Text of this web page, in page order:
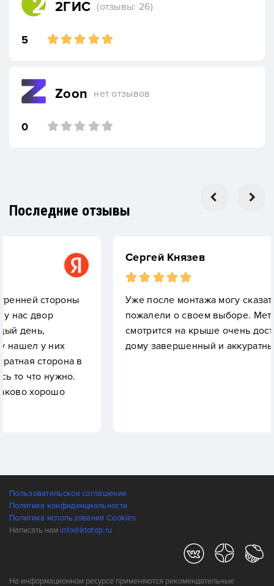
2ГИС (отзывы: 26)
5
Zoon нет отзывов
0
Последние отзывы
в
Сергей Князев
Уже после монтажа могу сказать, что не
пожалели о своем выборе. Металлочерепица
смотрится на крыше очень достойно, придает
дому завершенный и аккуратный вид.
Пользовательское соглашение
Политика конфиденциальности
Политика использования Cookies
Написать нам info@ktotop.ru
На информационном ресурсе применяются рекомендательные